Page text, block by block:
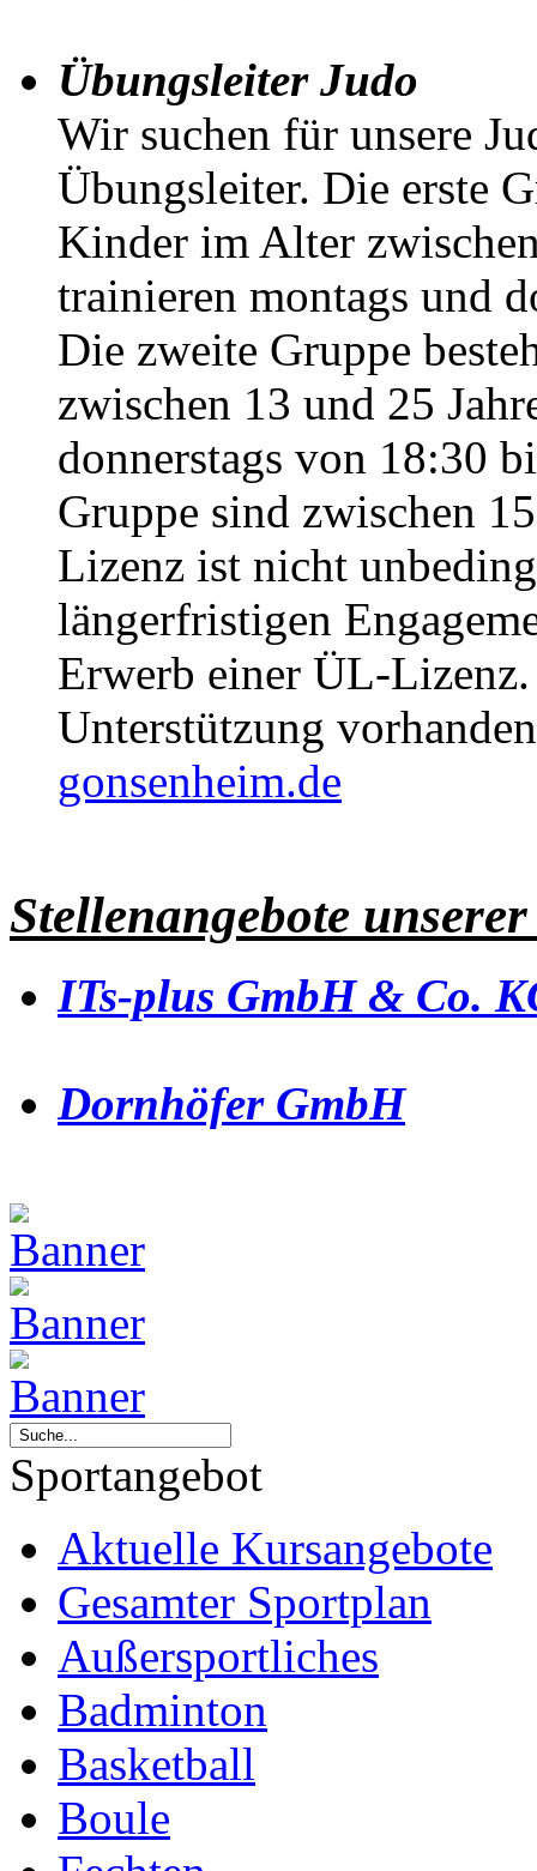
Übungsleiter Judo
Wir suchen für unsere
Übungsleiter. Die erste
Kinder im Alter
trainieren montags und
Die zweite Gruppe
zwischen 13 und 25
donnerstags von 18:30
Gruppe sind zwischen
Lizenz ist nicht
längerfristigen
Erwerb einer ÜL-
Unterstützung
gonsenheim.de
Stellenangebote
ITs-plus GmbH & Co.
Dornhöfer GmbH
Sportangebot
Aktuelle Kursangebote
Gesamter Sportplan
Außersportliches
Badminton
Basketball
Boule